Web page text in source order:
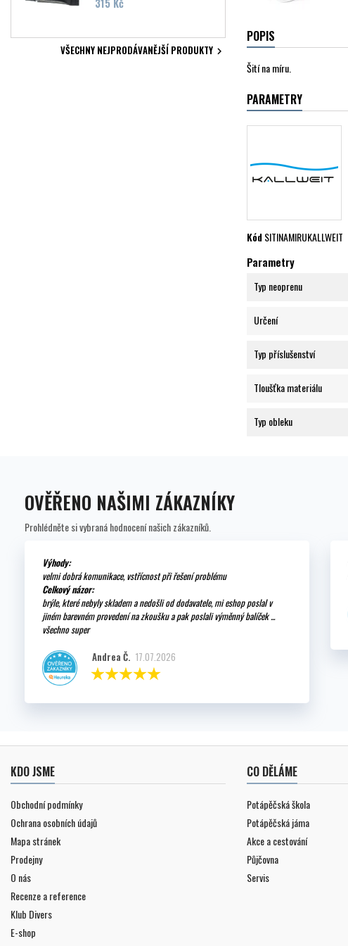
VŠECHNY NEJPRODÁVANĚJŠÍ PRODUKTY 
POPIS
Šití na míru.
PARAMETRY
KódSITINAMIRUKALLWEIT
Parametry
Typ neoprenu
Určení
Typ příslušenství
Tloušťka materiálu
Typ obleku
OVĚŘENO NAŠIMI ZÁKAZNÍKY
Prohlédněte si vybraná hodnocení našich zákazníků.
Výhody:
velmi dobrá komunikace, vstřícnost při řešení problému
Celkový názor:
brýle, které nebyly skladem a nedošli od dodavatele, mi eshop poslal v
jiném barevném provedení na zkoušku a pak poslali výměnný balíček ...
všechno super
Andrea Č. 17.07.2026
KDO JSME
Obchodní podmínky
Ochrana osobních údajů
Mapa stránek
Prodejny
O nás
Recenze a reference
Klub Divers
E-shop
CO DĚLÁME
Potápěčská škola
Potápěčská jáma
Akce a cestování
Půjčovna
Servis